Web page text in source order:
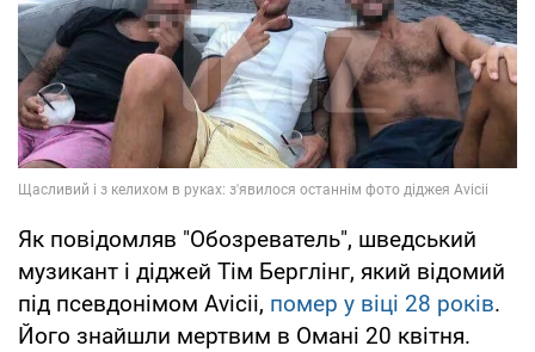
Як повідомляв "Обозреватель", шведський
музикант і діджей Тім Берглінг, який відомий
під псевдонімом Avicii, помер у віці 28 років.
Його знайшли мертвим в Омані 20 квітня.